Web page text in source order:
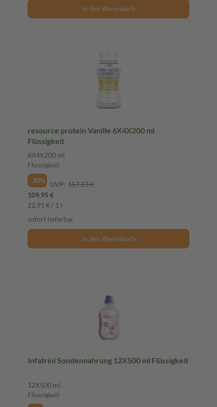
In den Warenkorb
resource protein Vanille 6X4X200 ml
Flüssigkeit
6X4X200 ml
Flüssigkeit
-30%
UVP: 157,53 €
109,95 €
22,91 € / 1 l
sofort lieferbar
In den Warenkorb
Infatrini Sondennahrung 12X500 ml Flüssigkeit
12X500 ml
Flüssigkeit